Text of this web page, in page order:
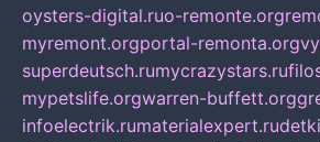
oysters-digital.ruo-remonte.org
myremont.orgportal-remonta.org
superdeutsch.rumycrazystars.ru
mypetslife.orgwarren-buffett.org
infoelectrik.rumaterialexpert.ru